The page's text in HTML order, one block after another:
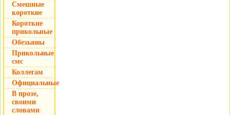
Смешные
короткие
Короткие
прикольные
Обезьяны
Прикольные
смс
Коллегам
Официальные
В прозе,
своими
словами